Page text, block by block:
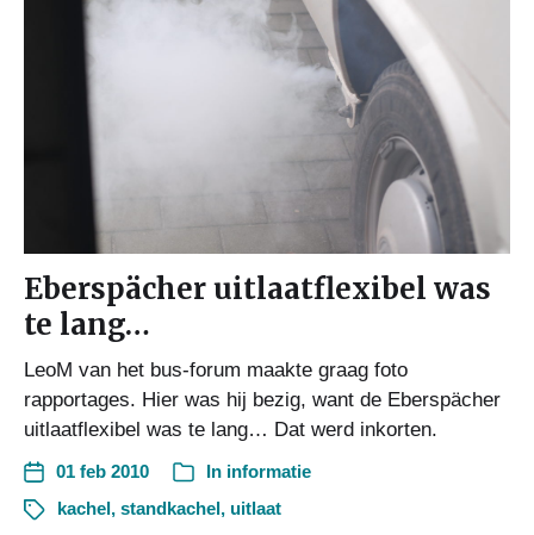
Eberspächer uitlaatflexibel was
te lang…
LeoM van het bus-forum maakte graag foto
rapportages. Hier was hij bezig, want de Eberspächer
uitlaatflexibel was te lang… Dat werd inkorten.
01 feb 2010 In informatie
kachel, standkachel, uitlaat